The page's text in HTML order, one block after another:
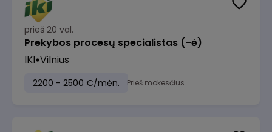
prieš 20 val.
Prekybos procesų specialistas (-ė)
IKI Vilnius
2200 - 2500 €/mėn. Prieš mokesčius